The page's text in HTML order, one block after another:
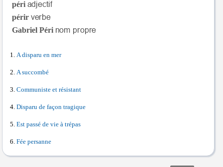
péri
périr
Gabriel Péri
A disparu en mer
A succombé
Communiste et résistant
Disparu de façon tragique
Est passé de vie à trépas
Fée persanne